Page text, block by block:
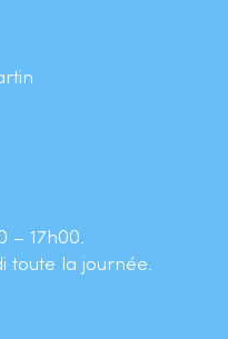
– 17h00.
toute la journée.